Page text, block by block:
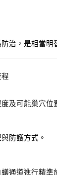
治，是相當明
及可能巢穴位
防護方式。
通道進行精準